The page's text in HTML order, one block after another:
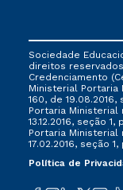
FIES, Prouni e
não se acumula
ofertada pela
Sociedade
direitos
Credenciamento
Ministerial Portaria
160, de 19.08.2016,
Portaria Ministerial
13.12.2016, seção
Portaria Ministerial
17.02.2016, seção 1,
Política de